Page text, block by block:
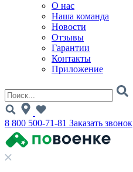
О нас
Наша команда
Новости
Отзывы
Гарантии
Контакты
Приложение
8 800 500-71-81 Заказать звонок